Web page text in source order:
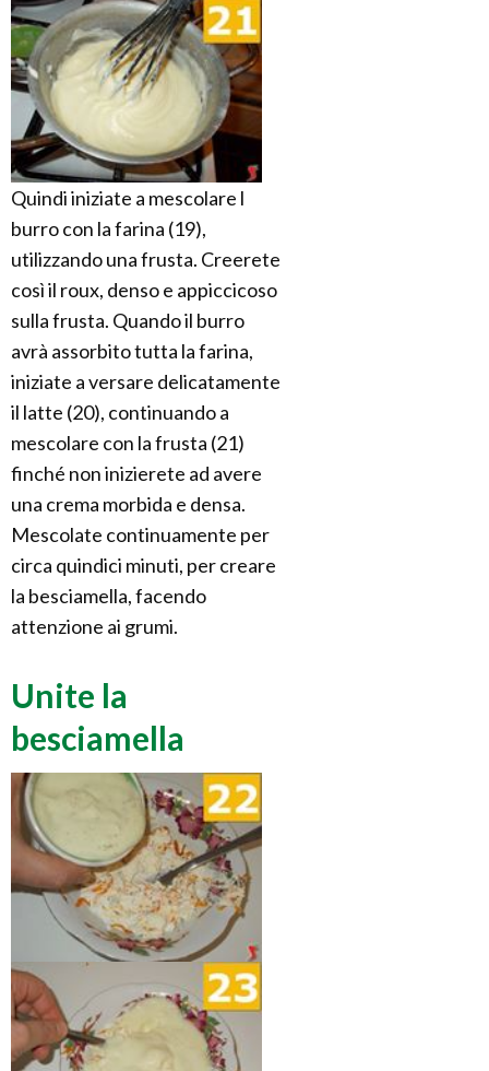
Quindi iniziate a mescolare l
burro con la farina (19),
utilizzando una frusta. Creerete
così il roux, denso e appiccicoso
sulla frusta. Quando il burro
avrà assorbito tutta la farina,
iniziate a versare delicatamente
il latte (20), continuando a
mescolare con la frusta (21)
finché non inizierete ad avere
una crema morbida e densa.
Mescolate continuamente per
circa quindici minuti, per creare
la besciamella, facendo
attenzione ai grumi.
Unite la
besciamella